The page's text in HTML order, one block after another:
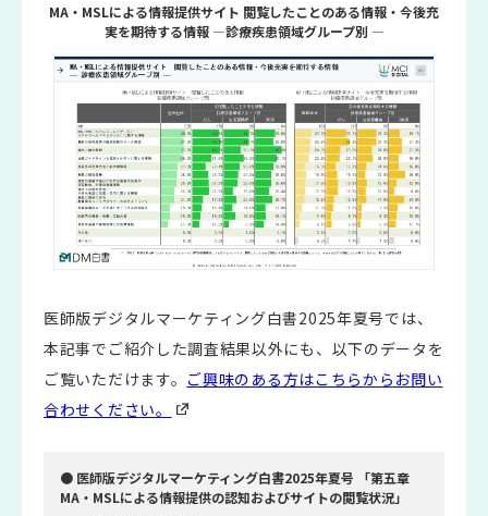
MA・MSLによる情報提供サイト 閲覧したことのある情報・今後充
実を期待する情報 ―診療疾患領域グループ別 ―
医師版デジタルマーケティング白書2025年夏号では、
本記事でご紹介した調査結果以外にも、以下のデータを
ご覧いただけます。 ご興味のある方はこちらからお問い
合わせください。
● 医師版デジタルマーケティング白書2025年夏号 「第五章
MA・MSLによる情報提供の認知およびサイトの閲覧状況」